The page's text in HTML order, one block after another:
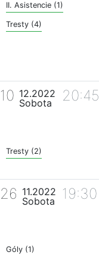
II. Asistencie (1)
Tresty (4)
10 12.2022
Sobota
20:45
Tresty (2)
26 11.2022
Sobota
19:30
Góly (1)